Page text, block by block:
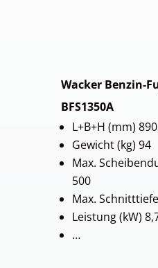
Wacker Benzin-
BFS1350A
L+B+H (mm)
Gewicht (kg) 94
Max.
500
Max.
Leistung (kW)
…